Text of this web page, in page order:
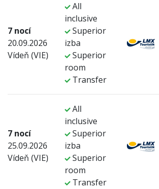
7 nocí
20.09.2026
Vídeň (VIE)
All
inclusive
Superior
izba
Superior
room
Transfer
7 nocí
25.09.2026
Vídeň (VIE)
All
inclusive
Superior
izba
Superior
room
Transfer